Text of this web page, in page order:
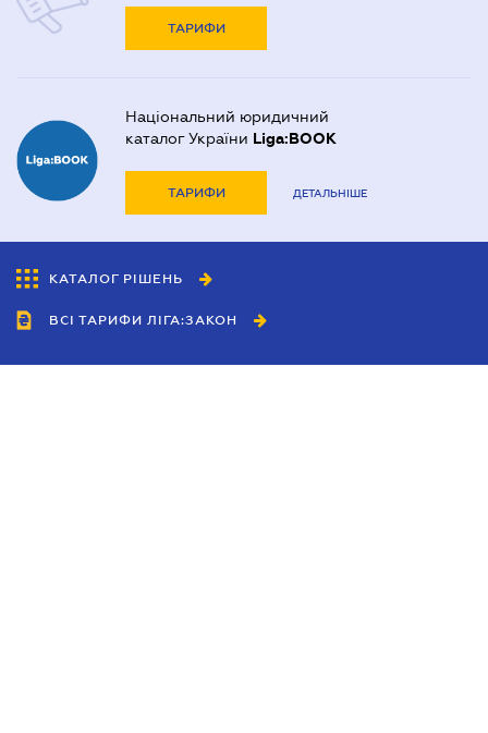
ТАРИФИ
Національний юридичний
каталог України Liga:BOOK
ТАРИФИ ДЕТАЛЬНІШЕ
КАТАЛОГ РІШЕНЬ
ВСІ ТАРИФИ ЛІГА:ЗАКОН